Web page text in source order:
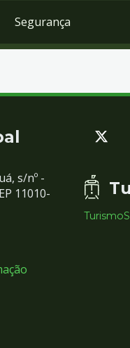
Segurança
s/nº -
11010-